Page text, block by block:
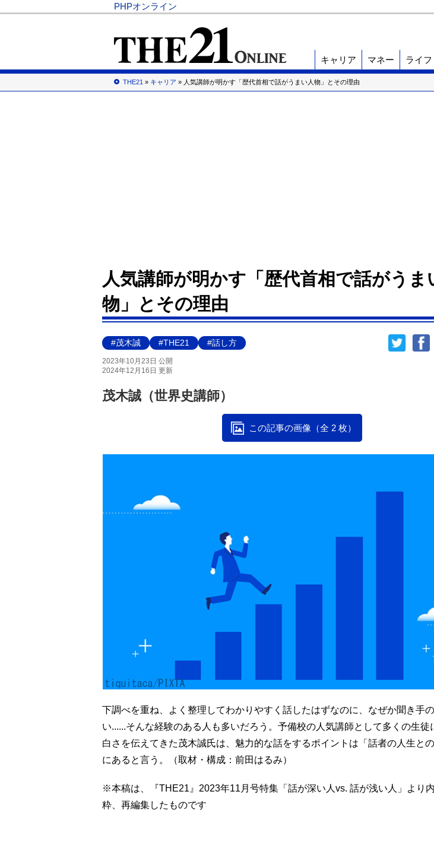
PHPオンライン
キャリア マネー ライフ
THE21 » キャリア » 人気講師が明かす「歴代首相で話がうまい人物」とその理由
人気講師が明かす「歴代首相で話がうま
物」とその理由
#茂木誠 #THE21 #話し方
2023年10月23日 公開
2024年12月16日 更新
茂木誠（世界史講師）
この記事の画像（全 2 枚）
下調べを重ね、よく整理してわかりやすく話したはずなのに、なぜか聞き手
い......そんな経験のある人も多いだろう。予備校の人気講師として多くの生徒
白さを伝えてきた茂木誠氏は、魅力的な話をするポイントは「話者の人生との
にあると言う。（取材・構成：前田はるみ）
※本稿は、『THE21』2023年11月号特集「話が深い人vs. 話が浅い人」より
粋、再編集したものです